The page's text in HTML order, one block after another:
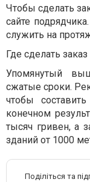
Чтобы сделать
сайте
служить на
Где сделать заказ
Упомянутый
сжатые сроки.
чтобы
конечном
тысяч гривен, а
зданий от 1000
Поділіться та